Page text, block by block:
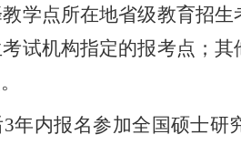
学点所在地省级教育招
试机构指定的报考点；
3年内报名参加全国硕士研